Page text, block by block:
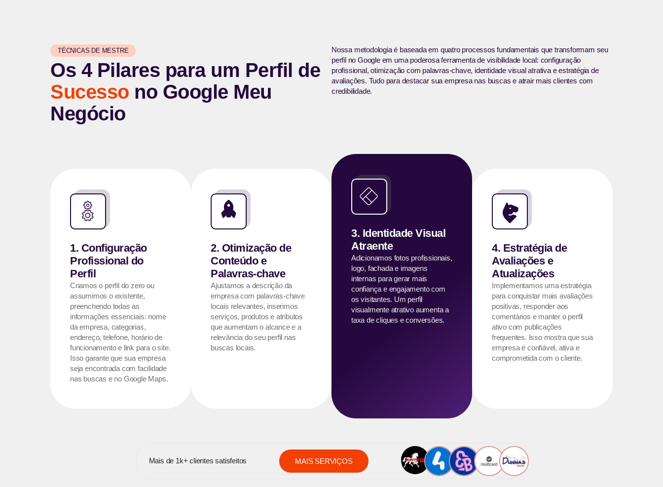
TÉCNICAS DE MESTRE
Os 4 Pilares para um Perfil de
Sucesso no Google Meu
Negócio
Nossa metodologia é baseada em quatro processos fundamentais que transformam seu
perfil no Google em uma poderosa ferramenta de visibilidade local: configuração
profissional, otimização com palavras-chave, identidade visual atrativa e estratégia de
avaliações. Tudo para destacar sua empresa nas buscas e atrair mais clientes com
credibilidade.
1. Configuração
Profissional do
Perfil
Criamos o perfil do zero ou
assumimos o existente,
preenchendo todas as
informações essenciais: nome
da empresa, categorias,
endereço, telefone, horário de
funcionamento e link para o site.
Isso garante que sua empresa
seja encontrada com facilidade
nas buscas e no Google Maps.
2. Otimização de
Conteúdo e
Palavras-chave
Ajustamos a descrição da
empresa com palavras-chave
locais relevantes, inserimos
serviços, produtos e atributos
que aumentam o alcance e a
relevância do seu perfil nas
buscas locais.
3. Identidade Visual
Atraente
Adicionamos fotos profissionais,
logo, fachada e imagens
internas para gerar mais
confiança e engajamento com
os visitantes. Um perfil
visualmente atrativo aumenta a
taxa de cliques e conversões.
4. Estratégia de
Avaliações e
Atualizações
Implementamos uma estratégia
para conquistar mais avaliações
positivas, responder aos
comentários e manter o perfil
ativo com publicações
frequentes. Isso mostra que sua
empresa é confiável, ativa e
comprometida com o cliente.
Mais de 1k+ clientes satisfeitos MAIS SERVIÇOS